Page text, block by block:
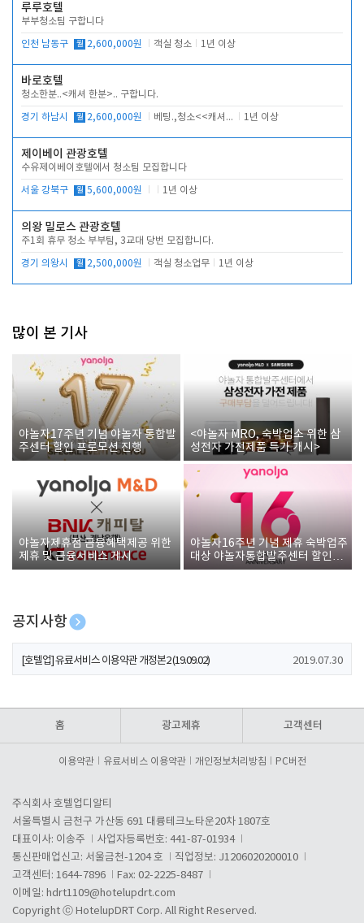
루루호텔
부부청소팀 구합니다
인천 남동구 월 2,600,000원 객실 청소 1년 이상
바로호텔
청소한분..<캐셔 한분>.. 구합니다.
경기 하남시 월 2,600,000원 베팅.,청소<<캐셔 모셔봅니다. 1년 이상
제이베이 관광호텔
수유제이베이호텔에서 청소팀 모집합니다
서울 강북구 월 5,600,000원 1년 이상
의왕 밀로스 관광호텔
주1회 휴무 청소 부부팀, 3교대 당번 모집합니다.
경기 의왕시 월 2,500,000원 객실 청소업무 1년 이상
많이 본 기사
야놀자17주년 기념 야놀자 통합발
주센터 할인 프로모션 진행
<야놀자 MRO, 숙박업소 위한 삼
성전자 가전제품 특가 개시>
야놀자제휴점 금융혜택제공 위한
제휴 및 금융서비스 게시
야놀자16주년 기념 제휴 숙박업주
대상 야놀자통합발주센터 할인쿠
폰 증정
공지사항
[호텔업] 개인정보 처리방침 개정본1 (19.09.02)
[호텔업] 유료서비스 이용약관 개정본2 (19.09.02) 2019.07.30
홈 광고제휴 고객센터
이용약관 유료서비스 이용약관 개인정보처리방침 PC버전
주식회사 호텔업디알티
서울특별시 금천구 가산동 691 대륭테크노타운20차 1807호
대표이사: 이송주
사업자등록번호: 441-87-01934
통신판매업신고: 서울금천-1204 호
직업정보: J1206020200010
고객센터: 1644-7896
Fax: 02-2225-8487
이메일: hdrt1109@hotelupdrt.com
Copyright ⓒ HotelupDRT Corp. All Right Reserved.